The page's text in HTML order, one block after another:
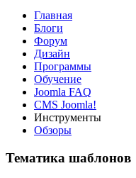
Главная
Блоги
Форум
Дизайн
Программы
Обучение
Joomla FAQ
CMS Joomla!
Инструменты
Обзоры
Тематика шаблонов